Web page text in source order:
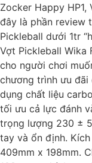
Zocker Happy
đây là phần review
Pickleball dưới 1tr
Vợt Pickleball Wika
cho người chơi
chương trình ưu
dụng chất liệu
tối ưu cả lực đánh
trọng lượng 230 ±
tay và ổn định.
409mm x 198mm.